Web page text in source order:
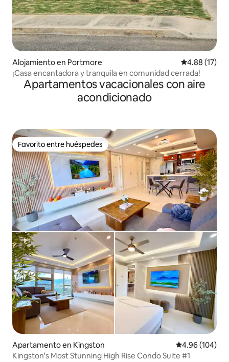
Alojamiento en Portmore Calificación
4.88 (17)
¡Casa encantadora y tranquila en comunidad cerrada!
Apartamentos vacacionales con aire
acondicionado
Favorito entre huéspedes
Favorito entre huéspedes
Apartamento en Kingston Calificación
4.96 (104)
Kingston's Most Stunning High Rise Condo Suite #1